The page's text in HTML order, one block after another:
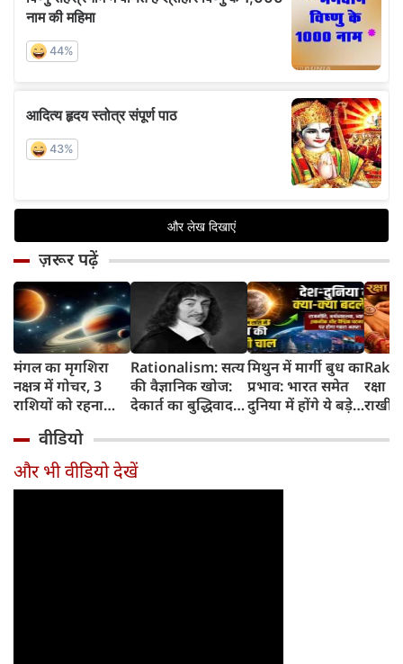
ज़रूर पढ़ें
मंगल का मृगशिरा
नक्षत्र में गोचर, 3
राशियों को रहना
सावधान
Rationalism: सत्य
की वैज्ञानिक खोज:
देकार्त का बुद्धिवाद
का जन्म
मिथुन में मार्गी बुध का
प्रभाव: भारत समेत
दुनिया में होंगे ये बड़े
रक्षा
राखी
वीडियो
और भी वीडियो देखें